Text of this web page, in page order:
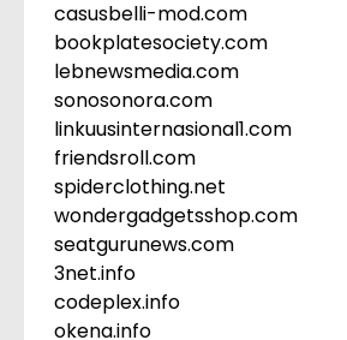
casusbelli-mod.com
bookplatesociety.com
lebnewsmedia.com
sonosonora.com
linkuusinternasional1.com
friendsroll.com
spiderclothing.net
wondergadgetsshop.com
seatgurunews.com
3net.info
codeplex.info
okena.info